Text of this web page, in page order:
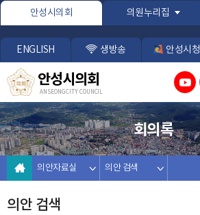
본문바로가기
안성시의회 의원누리집
ENGLISH 생방송 안성시청
안성시의회
ANSEONG CITY COUNCIL
회의록
의안자료실 의안 검색
의안 검색